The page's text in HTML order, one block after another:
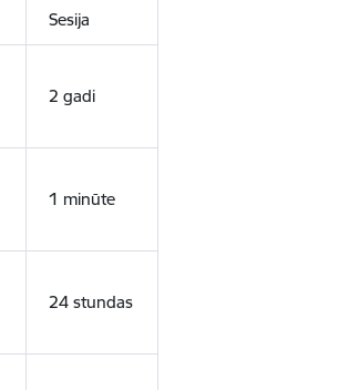
Sesija
2 gadi
1 minūte
24 stundas